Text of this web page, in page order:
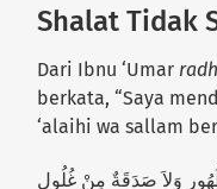
Shalat Tidak
Dari Ibnu ‘Umar
berkata, “Saya
‘alaihi wa sallam
وَلاَ صَدَقَةٌ مِنْ غُلُولٍ